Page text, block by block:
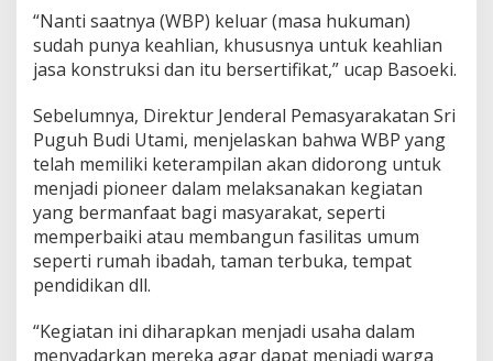
“Nanti saatnya (WBP) keluar (masa hukuman)
sudah punya keahlian, khususnya untuk keahlian
jasa konstruksi dan itu bersertifikat,” ucap Basoeki.
Sebelumnya, Direktur Jenderal Pemasyarakatan Sri
Puguh Budi Utami, menjelaskan bahwa WBP yang
telah memiliki keterampilan akan didorong untuk
menjadi pioneer dalam melaksanakan kegiatan
yang bermanfaat bagi masyarakat, seperti
memperbaiki atau membangun fasilitas umum
seperti rumah ibadah, taman terbuka, tempat
pendidikan dll.
“Kegiatan ini diharapkan menjadi usaha dalam
menyadarkan mereka agar dapat menjadi warga